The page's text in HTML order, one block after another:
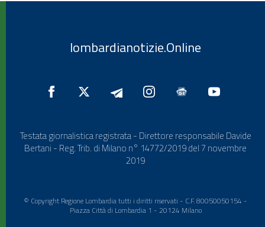
lombardianotizie.Online
Testata giornalistica registrata - Direttore responsabile Davide
Bertani - Reg. Trib. di Milano n° 14772/2019 del 7 novembre
2019
© Copyright Regione Lombardia tutti i diritti riservati - C.F. 80050050154 -
Piazza Città di Lombardia 1 - 20124 Milano